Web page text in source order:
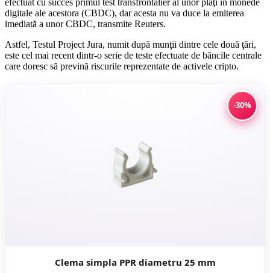
digitale ale acestora (CBDC), dar acesta nu va duce la emiterea
imediată a unor CBDC, transmite Reuters.
Astfel, Testul Project Jura, numit după munţii dintre cele două ţări,
este cel mai recent dintr-o serie de teste efectuate de băncile centrale
care doresc să prevină riscurile reprezentate de activele cripto.
-30%
Clema simpla PPR diametru 25 mm